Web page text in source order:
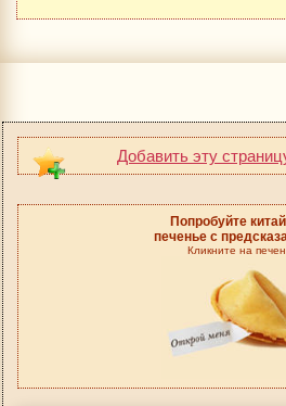
Добавить эту
Попробуйте
печенье с
Кликните на